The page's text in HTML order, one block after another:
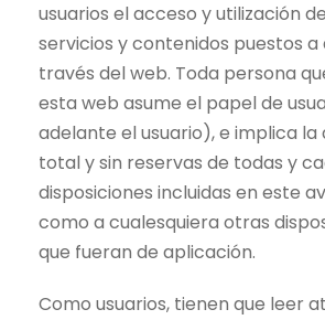
usuarios el acceso y utilización
servicios y contenidos puestos a
través del web. Toda persona
esta web asume el papel de
adelante el usuario), e implica
total y sin reservas de todas y
disposiciones incluidas en este
como a cualesquiera otras
que fueran de aplicación.
Como usuarios, tienen que leer